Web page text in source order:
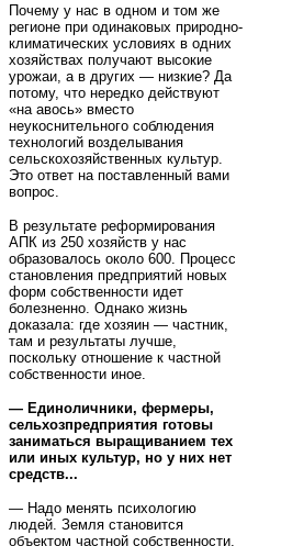
Почему у нас в одном и том же
регионе при одинаковых природно-
климатических условиях в одних
хозяйствах получают высокие
урожаи, а в других — низкие? Да
потому, что нередко действуют
«на авось» вместо
неукоснительного соблюдения
технологий возделывания
сельскохозяйственных культур.
Это ответ на поставленный вами
вопрос.
В результате реформирования
АПК из 250 хозяйств у нас
образовалось около 600. Процесс
становления предприятий новых
форм собственности идет
болезненно. Однако жизнь
доказала: где хозяин — частник,
там и результаты лучше,
поскольку отношение к частной
собственности иное.
— Единоличники, фермеры,
сельхозпредприятия готовы
заниматься выращиванием тех
или иных культур, но у них нет
средств...
— Надо менять психологию
людей. Земля становится
объектом частной собственности,